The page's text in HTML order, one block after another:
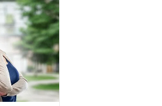
пленкой 0,4 мм, что
и надежность
комода составляют
разместить в нем все
комода составляет всего 38
и удобным для